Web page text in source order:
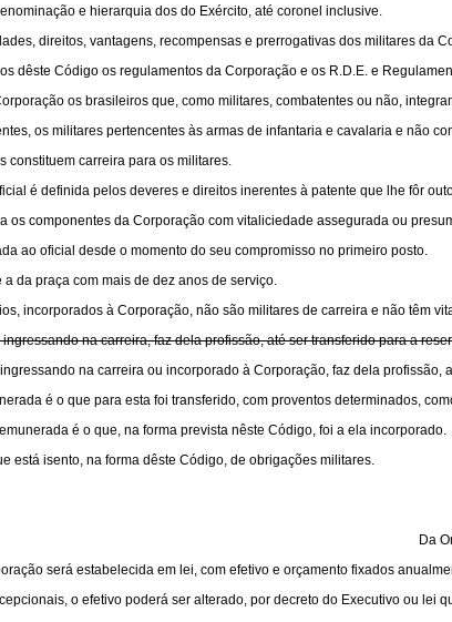
e hierarquia dos do Exército, até coronel inclusive.
direitos, vantagens, recompensas e prerrogativas dos militares da
dêste Código os regulamentos da Corporação e os R.D.E. e
os brasileiros que, como militares, combatentes ou não,
os militares pertencentes às armas de infantaria e cavalaria e não
constituem carreira para os militares.
é definida pelos deveres e direitos inerentes à patente que lhe fôr
os componentes da Corporação com vitaliciedade assegurada ou
ao oficial desde o momento do seu compromisso no primeiro posto.
da praça com mais de dez anos de serviço.
incorporados à Corporação, não são militares de carreira e não têm
na carreira, faz dela profissão, até ser transferido para a
na carreira ou incorporado à Corporação, faz dela
é o que para esta foi transferido, com proventos determinados,
é o que, na forma prevista nêste Código, foi a ela incorporado.
está isento, na forma dêste Código, de obrigações militares.
Da
será estabelecida em lei, com efetivo e orçamento fixados
o efetivo poderá ser alterado, por decreto do Executivo ou lei